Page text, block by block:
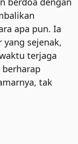
apa pun. Ia
sejenak,
terjaga
tak